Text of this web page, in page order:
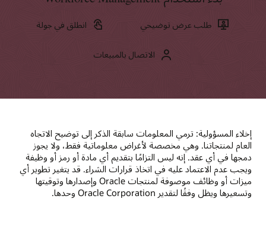
طلب عرض توضيحي انطلق في جولة
الاتصال بالمبيعات
إخلاء المسؤولية: ترمي المعلومات سابقة الذكر إلى توضيح الاتجاه
العام لمنتجاتنا. وهي مخصصة لأغراض معلوماتية فقط، ولا يجوز
دمجها في أي عقد. إنه ليس التزامًا بتقديم أي مادة أو رمز أو وظيفة
ويجب عدم الاعتماد عليه في اتخاذ قرارات الشراء. قد يتغير تطوير أي
ميزات أو وظائف موصوفة لمنتجات Oracle وإصدارها وتوقيتها
وتسعيرها ويظل وفقًا لتقدير Oracle Corporation وحدها.